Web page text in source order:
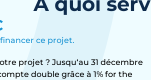
ce projet.
projet ? Jusqu‘au 31 décembre
double grâce à 1% for the